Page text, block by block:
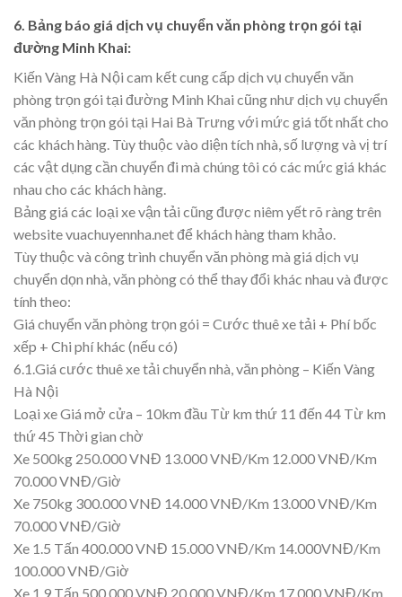
6. Bảng báo giá dịch vụ chuyển văn phòng trọn gói tại
đường Minh Khai:
Kiến Vàng Hà Nội cam kết cung cấp dịch vụ chuyển văn
phòng trọn gói tại đường Minh Khai cũng như dịch vụ chuyển
văn phòng trọn gói tại Hai Bà Trưng với mức giá tốt nhất cho
các khách hàng. Tùy thuộc vào diện tích nhà, số lượng và vị trí
các vật dụng cần chuyển đi mà chúng tôi có các mức giá khác
nhau cho các khách hàng.
Bảng giá các loại xe vận tải cũng được niêm yết rõ ràng trên
website vuachuyennha.net để khách hàng tham khảo.
Tùy thuộc và công trình chuyển văn phòng mà giá dịch vụ
chuyển dọn nhà, văn phòng có thể thay đổi khác nhau và được
tính theo:
Giá chuyển văn phòng trọn gói = Cước thuê xe tải + Phí bốc
xếp + Chi phí khác (nếu có)
6.1.Giá cước thuê xe tải chuyển nhà, văn phòng – Kiến Vàng
Hà Nội
Loại xe Giá mở cửa – 10km đầu Từ km thứ 11 đến 44 Từ km
thứ 45 Thời gian chờ
Xe 500kg 250.000 VNĐ 13.000 VNĐ/Km 12.000 VNĐ/Km
70.000 VNĐ/Giờ
Xe 750kg 300.000 VNĐ 14.000 VNĐ/Km 13.000 VNĐ/Km
70.000 VNĐ/Giờ
Xe 1.5 Tấn 400.000 VNĐ 15.000 VNĐ/Km 14.000VNĐ/Km
100.000 VNĐ/Giờ
Xe 1.9 Tấn 500.000 VNĐ 20.000 VNĐ/Km 17.000 VNĐ/Km